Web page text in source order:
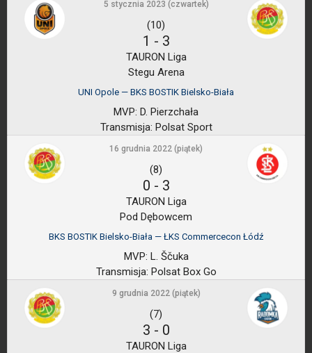
5 stycznia 2023 (czwartek)
(10)
1 - 3
TAURON Liga
Stegu Arena
UNI Opole — BKS BOSTIK Bielsko-Biała
MVP: D. Pierzchała
Transmisja: Polsat Sport
16 grudnia 2022 (piątek)
(8)
0 - 3
TAURON Liga
Pod Dębowcem
BKS BOSTIK Bielsko-Biała — ŁKS Commercecon Łódź
MVP: L. Ščuka
Transmisja: Polsat Box Go
9 grudnia 2022 (piątek)
(7)
3 - 0
TAURON Liga